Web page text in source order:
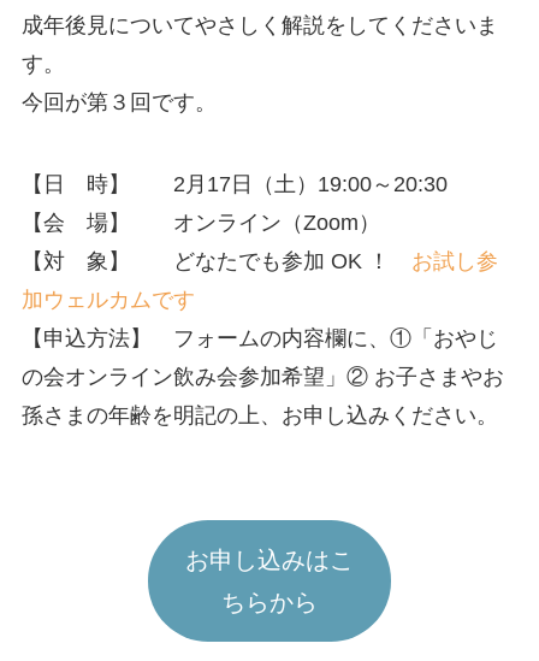
成年後見についてやさしく解説をしてくださいま
す。
今回が第３回です。
【日 時】 2月17日（土）19:00～20:30
【会 場】 オンライン（Zoom）
【対 象】 どなたでも参加 OK ！ お試し参
加ウェルカムです
【申込方法】 フォームの内容欄に、①「おやじ
の会オンライン飲み会参加希望」② お子さまやお
孫さまの年齢を明記の上、お申し込みください。
お申し込みはこ
ちらから